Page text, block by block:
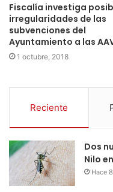
Fiscalía investiga
irregularidades de las
subvenciones del
Ayuntamiento a las
1 octubre, 2018
Reciente
Dos
Nilo
Hace